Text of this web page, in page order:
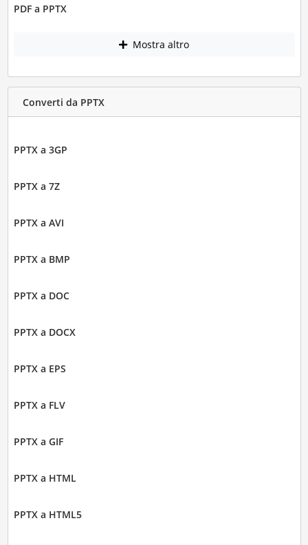
PDF a PPTX
Mostra altro
Converti da PPTX
PPTX a 3GP
PPTX a 7Z
PPTX a AVI
PPTX a BMP
PPTX a DOC
PPTX a DOCX
PPTX a EPS
PPTX a FLV
PPTX a GIF
PPTX a HTML
PPTX a HTML5